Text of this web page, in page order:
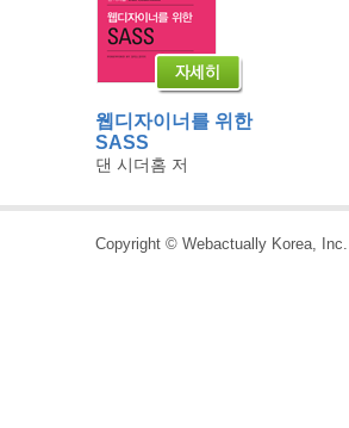
웹디자이너를 위한
SASS
댄 시더홈 저
Copyright © Webactually Korea,